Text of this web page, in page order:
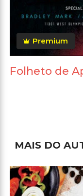
Premium
Folheto de
MAIS DO